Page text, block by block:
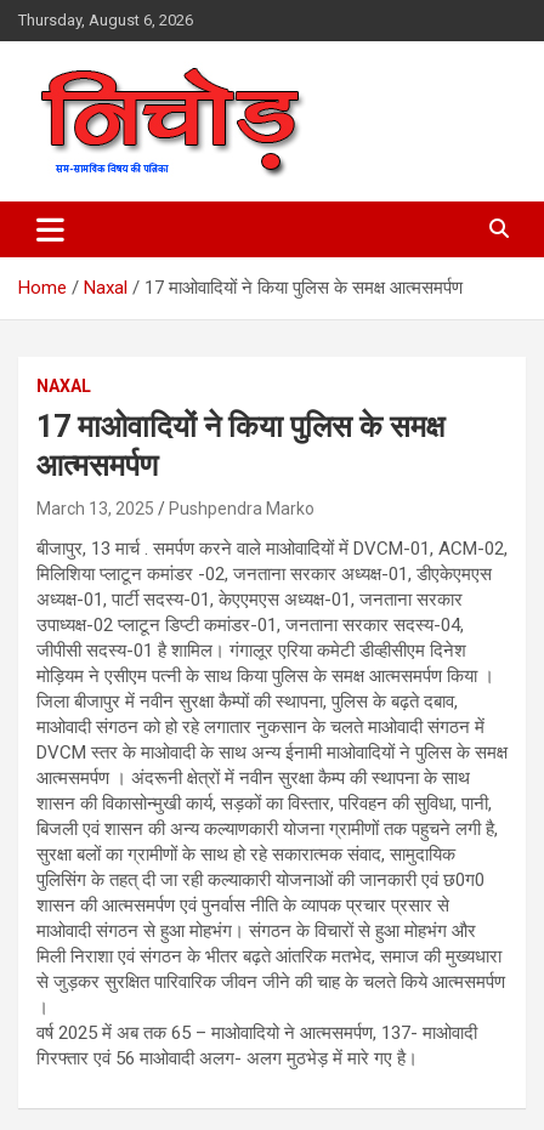
Skip
to
Thursday, August 6, 2026
Nichod
Home Naxal 17 माओवादियों ने किया पुलिस के समक्ष आत्मसमर्पण
NAXAL
17 माओवादियों ने किया पुलिस के समक्ष
आत्मसमर्पण
March 13, 2025 Pushpendra Marko
बीजापुर, 13 मार्च .समर्पण करने वाले माओवादियों में DVCM-01, ACM-02,
मिलिशिया प्लाटून कमांडर -02, जनताना सरकार अध्यक्ष-01, डीएकेएमएस
अध्यक्ष-01, पार्टी सदस्य-01, केएएमएस अध्यक्ष-01, जनताना सरकार
उपाध्यक्ष-02 प्लाटून डिप्टी कमांडर-01, जनताना सरकार सदस्य-04,
जीपीसी सदस्य-01 है शामिल। गंगालूर एरिया कमेटी डीव्हीसीएम दिनेश
मोड़ियम ने एसीएम पत्नी के साथ किया पुलिस के समक्ष आत्मसमर्पण किया ।
जिला बीजापुर में नवीन सुरक्षा कैम्पों की स्थापना, पुलिस के बढ़ते दबाव,
माओवादी संगठन को हो रहे लगातार नुकसान के चलते माओवादी संगठन में
DVCM स्तर के माओवादी के साथ अन्य ईनामी माओवादियों ने पुलिस के समक्ष
आत्मसमर्पण । अंदरूनी क्षेत्रों में नवीन सुरक्षा कैम्प की स्थापना के साथ
शासन की विकासोन्मुखी कार्य, सड़कों का विस्तार, परिवहन की सुविधा, पानी,
बिजली एवं शासन की अन्य कल्याणकारी योजना ग्रामीणों तक पहुचने लगी है,
सुरक्षा बलों का ग्रामीणों के साथ हो रहे सकारात्मक संवाद, सामुदायिक
पुलिसिंग के तहत् दी जा रही कल्याकारी योजनाओं की जानकारी एवं छ0ग0
शासन की आत्मसमर्पण एवं पुनर्वास नीति के व्यापक प्रचार प्रसार से
माओवादी संगठन से हुआ मोहभंग। संगठन के विचारों से हुआ मोहभंग और
मिली निराशा एवं संगठन के भीतर बढ़ते आंतरिक मतभेद, समाज की मुख्यधारा
से जुड़कर सुरक्षित पारिवारिक जीवन जीने की चाह के चलते किये आत्मसमर्पण
।
वर्ष 2025 में अब तक 65 – माओवादियो ने आत्मसमर्पण, 137- माओवादी
गिरफ्तार एवं 56 माओवादी अलग- अलग मुठभेड़ में मारे गए है।